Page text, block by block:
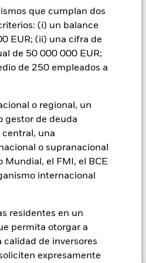
que cumplan dos
(i) un balance
EUR; (ii) una cifra de
de 50 000 000 EUR;
de 250 empleados a
o regional, un
gestor de deuda
una
o supranacional
Mundial, el FMI, el BCE
internacional
residentes en un
permita otorgar a
calidad de inversores
expresamente
cubrir el riesgo de divisas. El
de acciones podría conllevar
(también denominado «spill-
del fondo. La sociedad
minimizar el riesgo de
En el menú desplegable
acciones del fondo: las clases de
se identifican mediante la
Además, el listado
de acciones con cobertura de
solicitud a la sociedad
Mostrar menos
Transition Aware UCITS